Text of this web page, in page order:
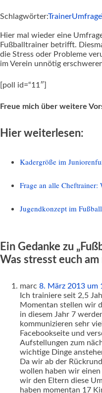
Schlagwörter:TrainerUmfrage
Hier mal wieder eine
Fußballtrainer betrifft.
die Stress oder Probleme
im Verein unnötig
[poll id=“11″]
Freue mich über weitere
Hier weiterlesen:
Kadergröße im
Frage an alle Cheftrainer:
Jugendkonzept im
Ein Gedanke zu
Was stresst euch am
marc 8. März 2013 um
Ich trainiere seit 2,5
Momentan stellen wir
in diesem Jahr 7
kommunizieren sehr
Facebookseite und
Aufstellungen zum
wichtige Dinge
Da wir ab der
wollen haben wir
wir den Eltern diese
haben momentan 17